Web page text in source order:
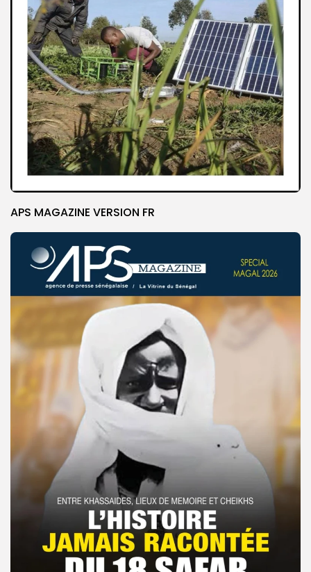
APS MAGAZINE VERSION FR